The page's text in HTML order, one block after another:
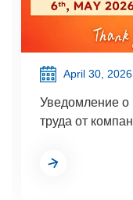
April 30, 2026
Уведомление о
труда от